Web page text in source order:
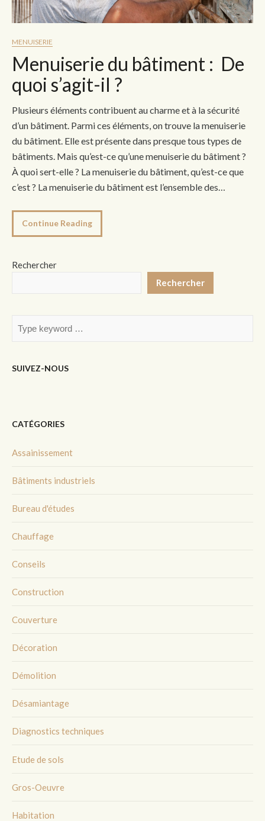
MENUISERIE
Menuiserie du bâtiment : De
quoi s’agit-il ?
Plusieurs éléments contribuent au charme et à la sécurité
d’un bâtiment. Parmi ces éléments, on trouve la menuiserie
du bâtiment. Elle est présente dans presque tous types de
bâtiments. Mais qu’est-ce qu’une menuiserie du bâtiment ?
À quoi sert-elle ? La menuiserie du bâtiment, qu’est-ce que
c’est ? La menuiserie du bâtiment est l’ensemble des…
Continue Reading
Rechercher
Rechercher
SUIVEZ-NOUS
CATÉGORIES
Assainissement
Bâtiments industriels
Bureau d'études
Chauffage
Conseils
Construction
Couverture
Décoration
Démolition
Désamiantage
Diagnostics techniques
Etude de sols
Gros-Oeuvre
Habitation